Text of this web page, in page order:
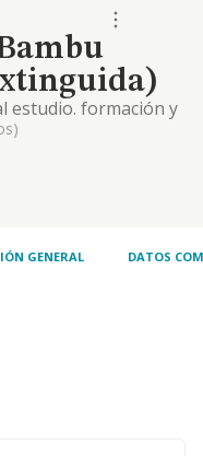
estudio. formación y
como a
colegios,
y demás
también
tipo para adultos,
en la
GENERAL DATOS